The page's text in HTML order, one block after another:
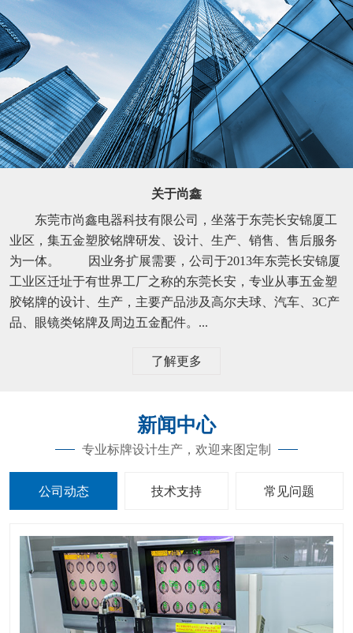
关于尚鑫
东莞市尚鑫电器科技有限公司，坐落于东莞长安锦厦工
业区，集五金塑胶铭牌研发、设计、生产、销售、售后服务
为一体。 因业务扩展需要，公司于2013年东莞长安锦厦
工业区迁址于有世界工厂之称的东莞长安，专业从事五金塑
胶铭牌的设计、生产，主要产品涉及高尔夫球、汽车、3C产
品、眼镜类铭牌及周边五金配件。...
了解更多
新闻中心
专业标牌设计生产，欢迎来图定制
公司动态 技术支持 常见问题